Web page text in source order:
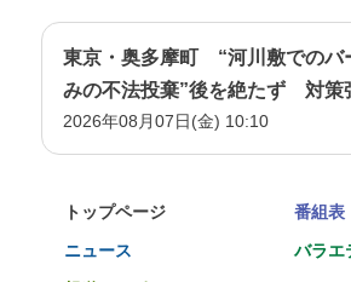
東京・奥多摩町 “河川敷でのバ
みの不法投棄”後を絶たず 対策
2026年08月07日(金) 10:10
トップページ
番組表
ニュース
バラエ